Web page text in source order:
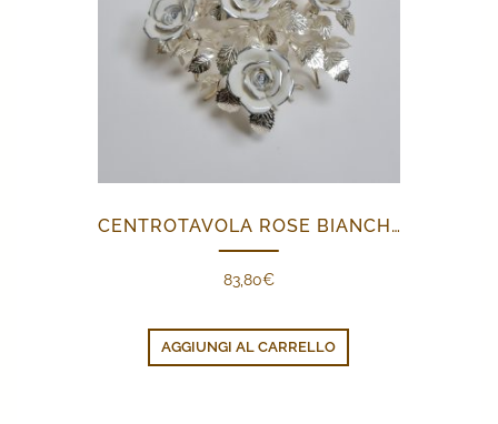
CENTROTAVOLA ROSE BIANCHE E ARGENTO
83,80€
AGGIUNGI AL CARRELLO